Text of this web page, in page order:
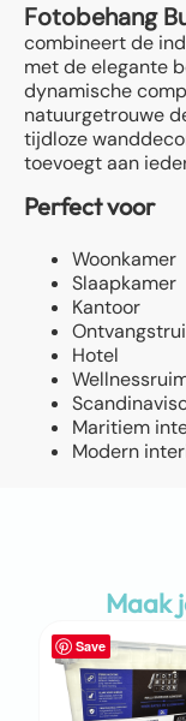
Fotobehang
combineert de
met de elegante
dynamische
natuurgetrouwe
tijdloze
toevoegt aan
Perfect voor
Woonkamer
Slaapkamer
Kantoor
Hotel
Maritiem
Modern
Maak
Save